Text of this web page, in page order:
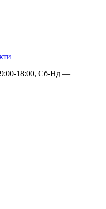
18:00, Сб-Нд —